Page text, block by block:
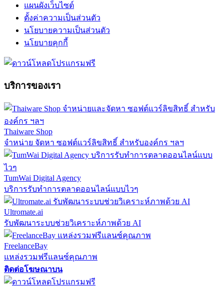
แผนผังเว็บไซต์
ตั้งค่าความเป็นส่วนตัว
นโยบายความเป็นส่วนตัว
นโยบายคุกกี้
บริการของเรา
Thaiware Shop
จำหน่าย จัดหา ซอฟต์แวร์ลิขสิทธิ์ สำหรับองค์กร ฯลฯ
TumWai Digital Agency
บริการรับทำการตลาดออนไลน์แบบไวๆ
Ultromate.ai
รับพัฒนาระบบช่วยวิเคราะห์ภาพด้วย AI
FreelanceBay
แหล่งรวมฟรีแลนซ์คุณภาพ
ติดต่อโฆษณาบน